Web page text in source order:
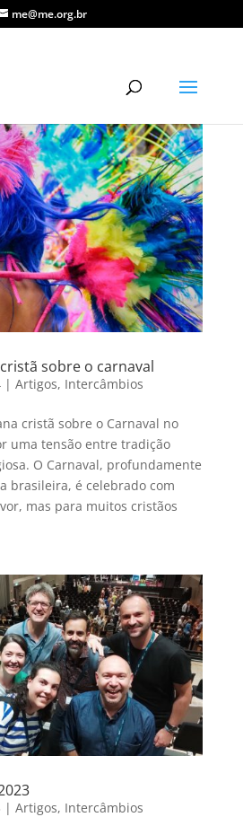
me@me.org.br
sobre o carnaval
| Artigos, Intercâmbios
cristã sobre o Carnaval no
uma tensão entre tradição
O Carnaval, profundamente
brasileira, é celebrado com
mas para muitos cristãos
| Artigos, Intercâmbios